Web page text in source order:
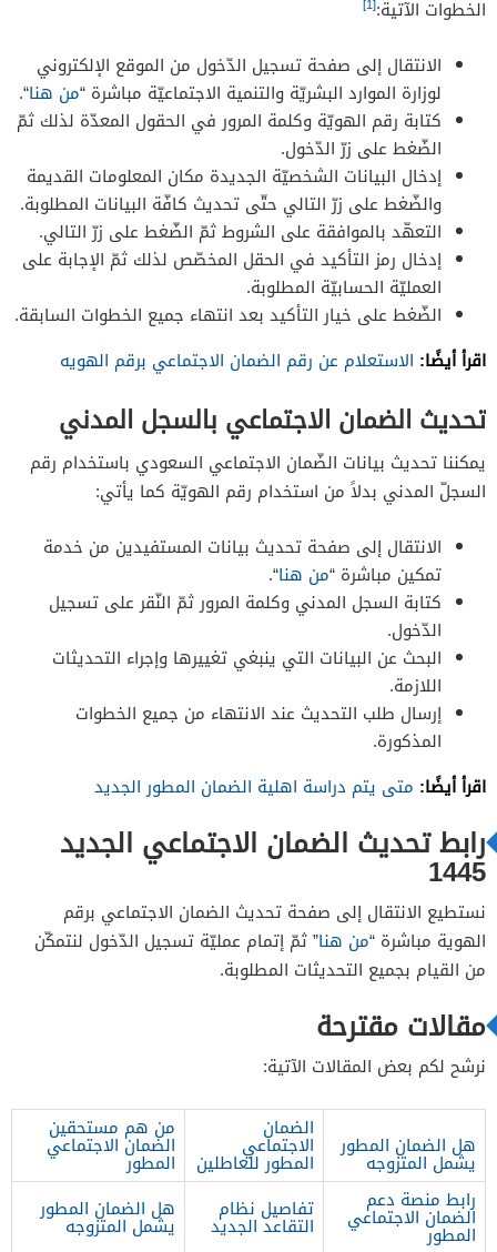
الخطوات الآتية:[1]
الانتقال إلى صفحة تسجيل الدّخول من الموقع الإلكتروني
لوزارة الموارد البشريّة والتنمية الاجتماعيّة مباشرة “من هنا“.
كتابة رقم الهويّة وكلمة المرور في الحقول المعدّة لذلك ثمّ
الضّغط على زرّ الدّخول.
إدخال البيانات الشخصيّة الجديدة مكان المعلومات القديمة
والضّغط على زرّ التالي حتّى تحديث كافّة البيانات المطلوبة.
التعهّد بالموافقة على الشروط ثمّ الضّغط على زرّ التالي.
إدخال رمز التأكيد في الحقل المخصّص لذلك ثمّ الإجابة على
العمليّة الحسابيّة المطلوبة.
الضّغط على خيار التأكيد بعد انتهاء جميع الخطوات السابقة.
اقرأ أيضًا: الاستعلام عن رقم الضمان الاجتماعي برقم الهويه
تحديث الضمان الاجتماعي بالسجل المدني
يمكننا تحديث بيانات الضّمان الاجتماعي السعودي باستخدام رقم
السجلّ المدني بدلاً من استخدام رقم الهويّة كما يأتي:
الانتقال إلى صفحة تحديث بيانات المستفيدين من خدمة
تمكين مباشرة “من هنا“.
كتابة السجل المدني وكلمة المرور ثمّ النّقر على تسجيل
الدّخول.
البحث عن البيانات التي ينبغي تغييرها وإجراء التحديثات
اللازمة.
إرسال طلب التحديث عند الانتهاء من جميع الخطوات
المذكورة.
اقرأ أيضًا: متى يتم دراسة اهلية الضمان المطور الجديد
رابط تحديث الضمان الاجتماعي الجديد
1445
نستطيع الانتقال إلى صفحة تحديث الضمان الاجتماعي برقم
الهوية مباشرة “من هنا” ثمّ إتمام عمليّة تسجيل الدّخول لنتمكّن
من القيام بجميع التحديثات المطلوبة.
مقالات مقترحة
نرشح لكم بعض المقالات الآتية:
هل الضمان المطور
يشمل المتزوجه
الضمان
الاجتماعي
المطور للعاطلين
من هم مستحقين
الضمان الاجتماعي
المطور
رابط منصة دعم
الضمان الاجتماعي
المطور
تفاصيل نظام
التقاعد الجديد
هل الضمان المطور
يشمل المتزوجه